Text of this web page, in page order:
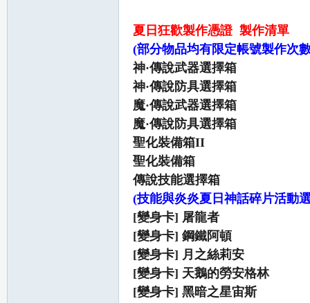
夏日狂歡製作憑證 製作清單
(部分物品均有限定帳號製作次
神·傳說武器選擇箱
神·傳說防具選擇箱
魔·傳說武器選擇箱
魔·傳說防具選擇箱
聖化裝備箱II
聖化裝備箱
傳說技能選擇箱
(技能與炎炎夏日神話碎片活動
[變身卡] 屠龍者
[變身卡] 鋼鐵阿頓
[變身卡] 月之絲莉安
[變身卡] 天鵝的勞安格林
[變身卡] 黑暗之星宙斯